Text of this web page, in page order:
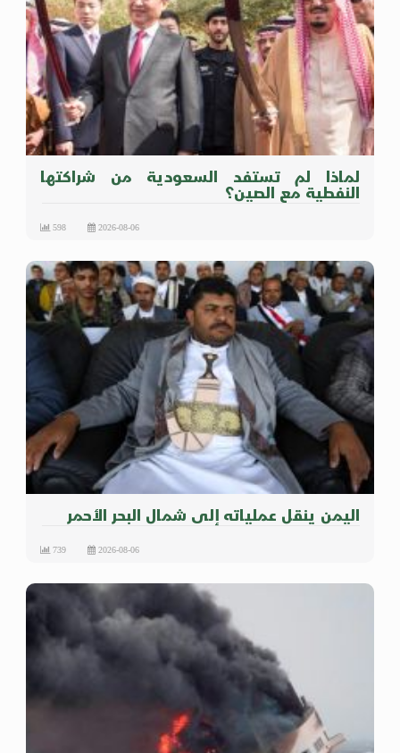
لماذا لم تستفد السعودية من شراكتها
النفطية مع الصين؟
2026-08-06
598
اليمن ينقل عملياته إلى شمال البحر الأحمر
2026-08-06
739